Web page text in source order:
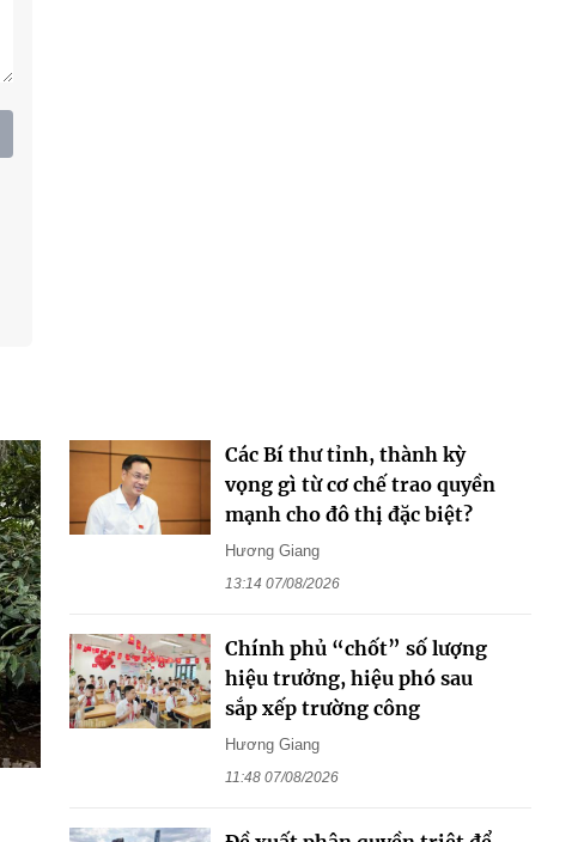
Các Bí thư tỉnh, thành kỳ
vọng gì từ cơ chế trao quyền
mạnh cho đô thị đặc biệt?
Hương Giang
13:14 07/08/2026
Chính phủ “chốt” số lượng
hiệu trưởng, hiệu phó sau
sắp xếp trường công
Hương Giang
11:48 07/08/2026